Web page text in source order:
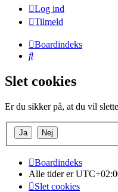
Log ind
Tilmeld
Boardindeks
Søg
Slet cookies
Er du sikker på, at du vil
Boardindeks
Alle tider er
Slet cookies